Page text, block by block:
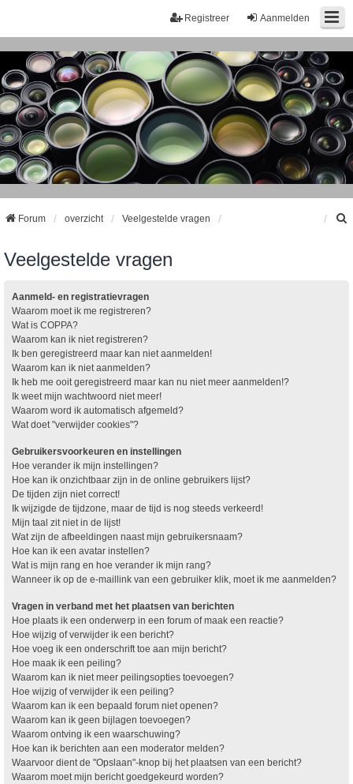
Aanmelden
Registreer
Forum overzicht Veelgestelde vragen
Veelgestelde vragen
Aanmeld- en registratievragen
Waarom moet ik me registreren?
Wat is COPPA?
Waarom kan ik niet registreren?
Ik ben geregistreerd maar kan niet aanmelden!
Waarom kan ik niet aanmelden?
Ik heb me ooit geregistreerd maar kan nu niet meer aanmelden!?
Ik weet mijn wachtwoord niet meer!
Waarom word ik automatisch afgemeld?
Wat doet "verwijder cookies"?
Gebruikersvoorkeuren en instellingen
Hoe verander ik mijn instellingen?
Hoe kan ik onzichtbaar zijn in de online gebruikers lijst?
De tijden zijn niet correct!
Ik wijzigde de tijdzone, maar de tijd is nog steeds verkeerd!
Mijn taal zit niet in de lijst!
Wat zijn de afbeeldingen naast mijn gebruikersnaam?
Hoe kan ik een avatar instellen?
Wat is mijn rang en hoe verander ik mijn rang?
Wanneer ik op de e-maillink van een gebruiker klik, moet ik me aanmelden?
Vragen in verband met het plaatsen van berichten
Hoe plaats ik een onderwerp in een forum of maak een reactie?
Hoe wijzig of verwijder ik een bericht?
Hoe voeg ik een onderschrift toe aan mijn bericht?
Hoe maak ik een peiling?
Waarom kan ik niet meer peilingsopties toevoegen?
Hoe wijzig of verwijder ik een peiling?
Waarom kan ik een bepaald forum niet openen?
Waarom kan ik geen bijlagen toevoegen?
Waarom ontving ik een waarschuwing?
Hoe kan ik berichten aan een moderator melden?
Waarvoor dient de "Opslaan"-knop bij het plaatsen van een bericht?
Waarom moet mijn bericht goedgekeurd worden?